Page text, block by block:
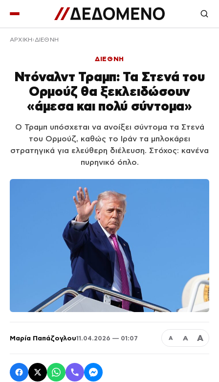
ΑΡΧΙΚΉ ΔΙΕΘΝΗ
ΔΙΕΘΝΗ
Ντόναλντ Τραμπ: Τα Στενά του
Ορμούζ θα ξεκλειδώσουν
«άμεσα και πολύ σύντομα»
Ο Τραμπ υπόσχεται να ανοίξει σύντομα τα Στενά
του Ορμούζ, καθώς το Ιράν τα μπλοκάρει
στρατηγικά για ελεύθερη διέλευση. Στόχος: κανένα
πυρηνικό όπλο.
Μαρία Παπάζογλου11.04.2026 — 01:07 Α Α Α